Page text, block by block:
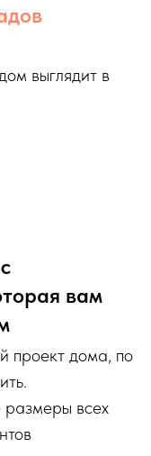
выглядит в
вам
проект дома, по
всех